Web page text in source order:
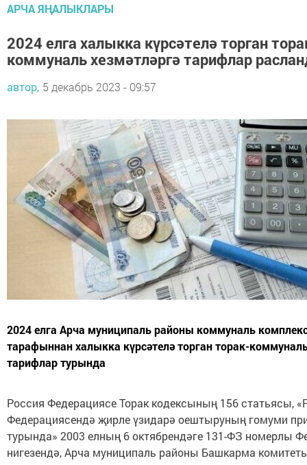
АРЧА ЯҢАЛЫКЛАРЫ
2024 елга халыкка күрсәтелә торган
коммуналь хезмәтләргә тарифлар
автор, 5 декабрь 2023 - 09:57
2024 елга Арча муниципаль районы коммуналь
тарафыннан халыкка күрсәтелә торган торак-
тарифлар турында
Россия Федерациясе Торак кодексының 156 статьясы,
Федерациясендә җирле үзидарә оештыруның гомуми
турында» 2003 елның 6 октябрендәге 131-ФЗ номерлы
нигезендә, Арча муниципаль районы Башкарма